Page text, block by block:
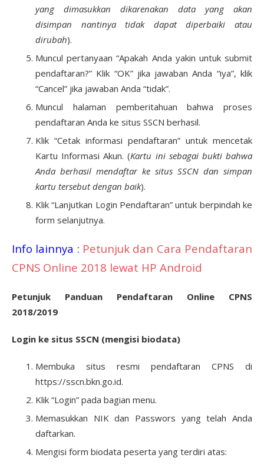
yang dimasukkan dikarenakan data yang akan
disimpan nantinya tidak dapat diperbaiki atau
dirubah).
Muncul pertanyaan “Apakah Anda yakin untuk submit
pendaftaran?” Klik “OK” jika jawaban Anda “iya”, klik
“Cancel” jika jawaban Anda “tidak”.
Muncul halaman pemberitahuan bahwa proses
pendaftaran Anda ke situs SSCN berhasil.
Klik “Cetak informasi pendaftaran” untuk mencetak
Kartu Informasi Akun. (Kartu ini sebagai bukti bahwa
Anda berhasil mendaftar ke situs SSCN dan simpan
kartu tersebut dengan baik).
Klik “Lanjutkan Login Pendaftaran” untuk berpindah ke
form selanjutnya.
Info lainnya : Petunjuk dan Cara Pendaftaran
CPNS Online 2018 lewat HP Android
Petunjuk Panduan Pendaftaran Online CPNS
2018/2019
Login ke situs SSCN (mengisi biodata)
Membuka situs resmi pendaftaran CPNS di
https://sscn.bkn.go.id.
Klik “Login” pada bagian menu.
Memasukkan NIK dan Passwors yang telah Anda
daftarkan.
Mengisi form biodata peserta yang terdiri atas: